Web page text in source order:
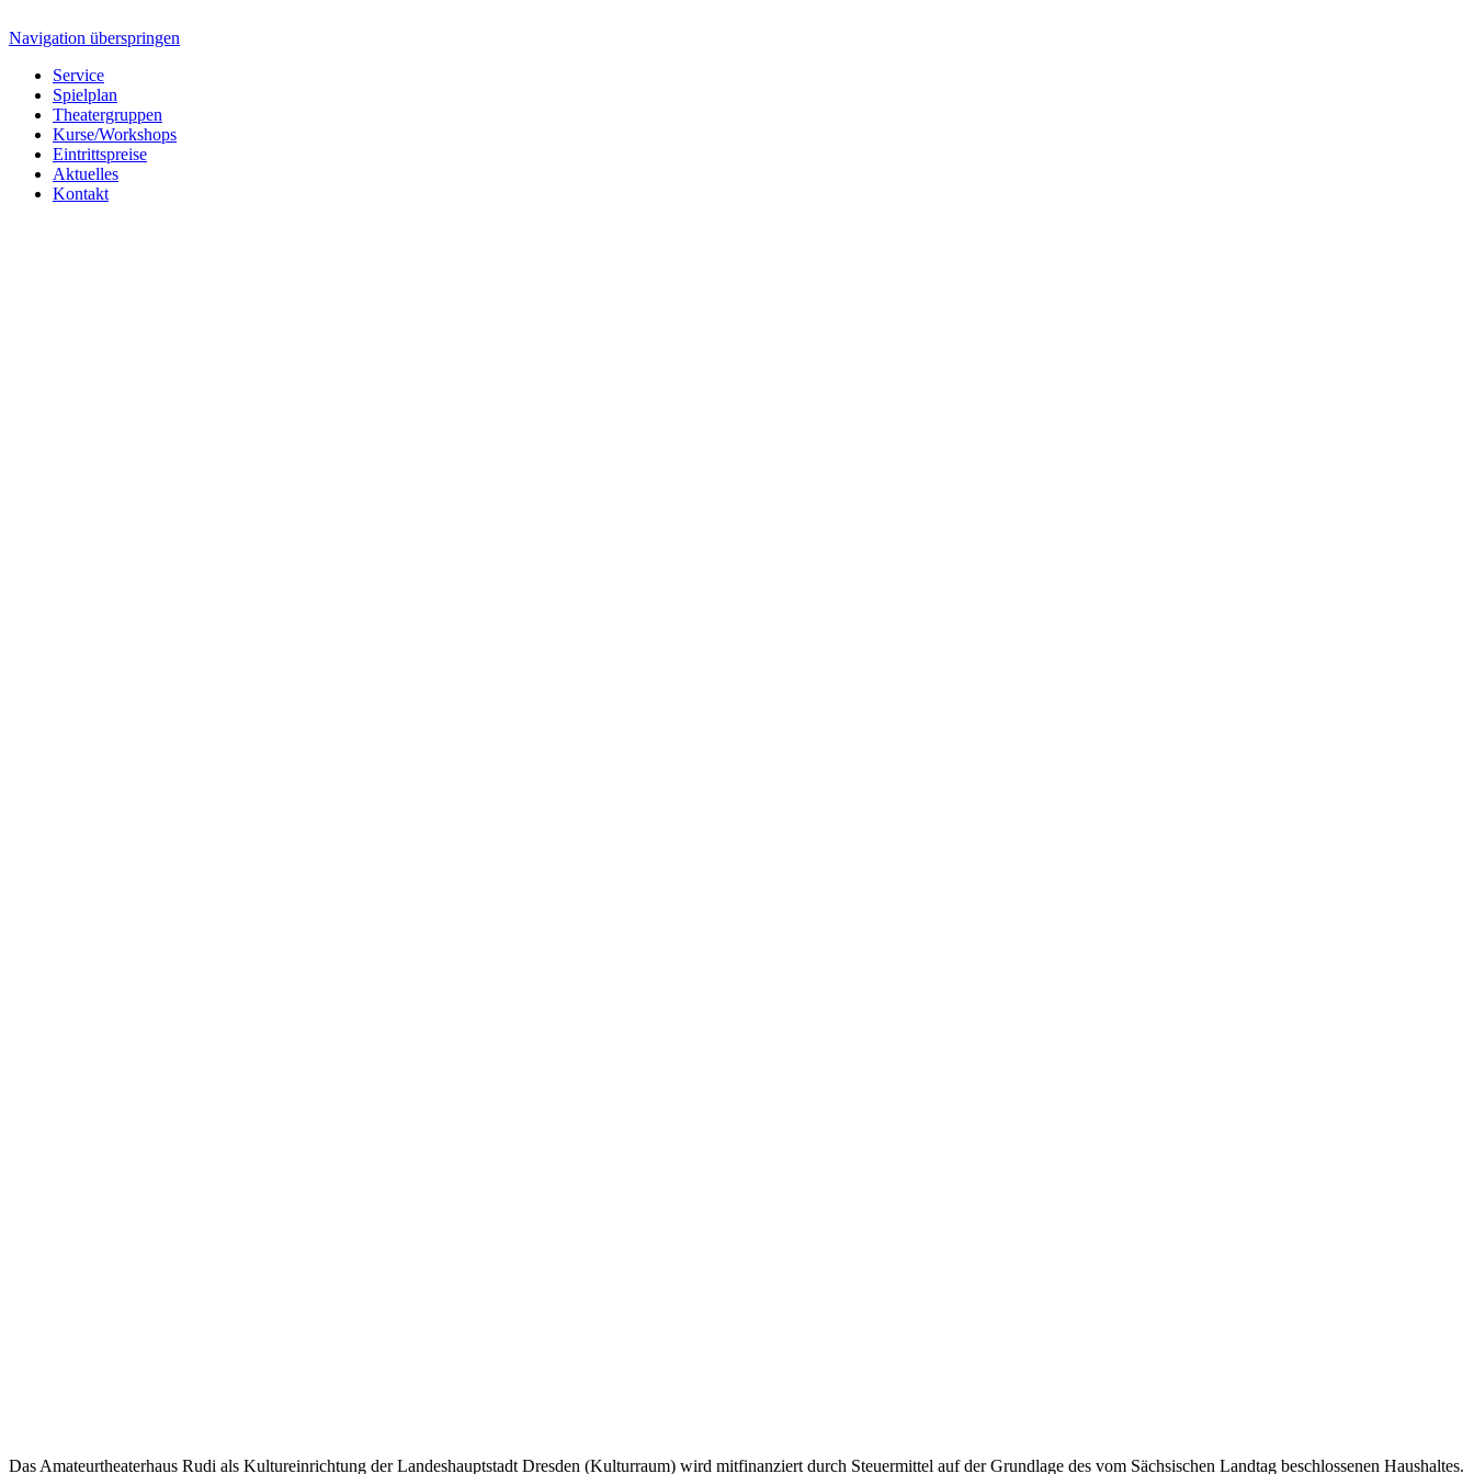
Navigation überspringen
Service
Spielplan
Theatergruppen
Kurse/Workshops
Eintrittspreise
Aktuelles
Kontakt
Das Amateurtheaterhaus Rudi als Kultureinrichtung der Landeshauptstadt Dresden (Kulturraum) wird mitfinanziert durch Steuermittel auf der Grundlage des vom Sächsischen Landtag beschlossenen Haushaltes.